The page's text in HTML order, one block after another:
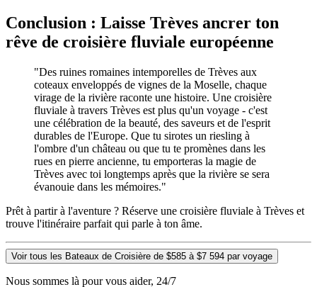
Conclusion : Laisse Trèves ancrer ton
rêve de croisière fluviale européenne
"Des ruines romaines intemporelles de Trèves aux
coteaux enveloppés de vignes de la Moselle, chaque
virage de la rivière raconte une histoire. Une croisière
fluviale à travers Trèves est plus qu'un voyage - c'est
une célébration de la beauté, des saveurs et de l'esprit
durables de l'Europe. Que tu sirotes un riesling à
l'ombre d'un château ou que tu te promènes dans les
rues en pierre ancienne, tu emporteras la magie de
Trèves avec toi longtemps après que la rivière se sera
évanouie dans les mémoires."
Prêt à partir à l'aventure ? Réserve une croisière fluviale à Trèves et
trouve l'itinéraire parfait qui parle à ton âme.
Voir tous les Bateaux de Croisière de $585 à $7 594 par voyage
Nous sommes là pour vous aider, 24/7